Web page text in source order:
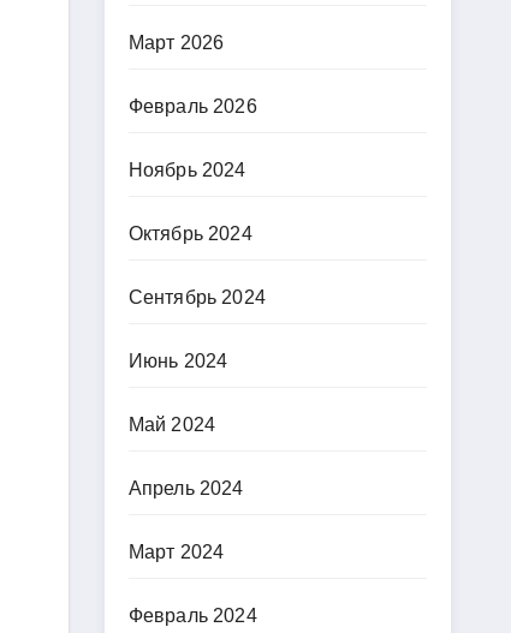
Март 2026
Февраль 2026
Ноябрь 2024
Октябрь 2024
Сентябрь 2024
Июнь 2024
Май 2024
Апрель 2024
Март 2024
Февраль 2024